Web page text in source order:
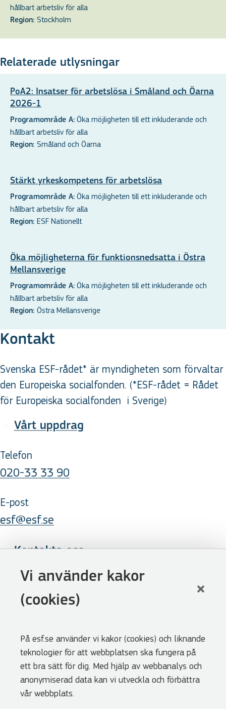
Vi använder kakor
(cookies)
På esf.se använder vi kakor (cookies) och liknande
teknologier för att webbplatsen ska fungera på
ett bra sätt för dig. Med hjälp av webbanalys och
anonymiserad data kan vi utveckla och förbättra
vår webbplats.
hållbart arbetsliv för alla
Region: Stockholm
Relaterade utlysningar
PoA2: Insatser för arbetslösa i Småland och Öarna
2026-1
Programområde A: Öka möjligheten till ett inkluderande och
hållbart arbetsliv för alla
Region: Småland och Öarna
Stärkt yrkeskompetens för arbetslösa
Programområde A: Öka möjligheten till ett inkluderande och
hållbart arbetsliv för alla
Region: ESF Nationellt
Öka möjligheterna för funktionsnedsatta i Östra
Mellansverige
Programområde A: Öka möjligheten till ett inkluderande och
hållbart arbetsliv för alla
Region: Östra Mellansverige
Kontakt
Svenska ESF-rådet* är myndigheten som förvaltar
den Europeiska socialfonden. (*ESF-rådet = Rådet
för Europeiska socialfonden i Sverige)
Vårt uppdrag
Telefon
020-33 33 90
E-post
esf@esf.se
Kontakta oss
Följ oss
LinkedIn
Genvägar
Webbshoppen